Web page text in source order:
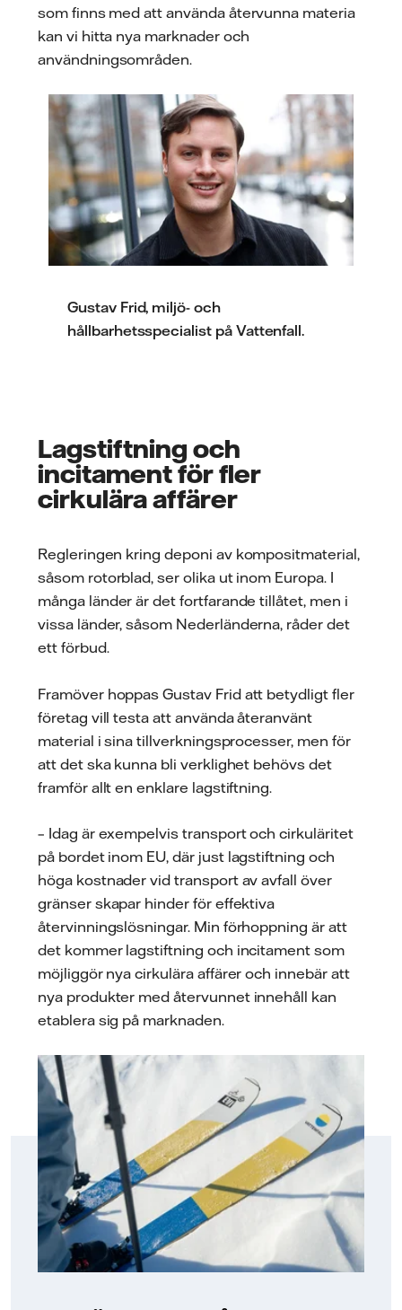
som finns med att använda återvunna materia
kan vi hitta nya marknader och
användningsområden.
Gustav Frid, miljö- och
hållbarhetsspecialist på Vattenfall.
Lagstiftning och
incitament för fler
cirkulära affärer
Regleringen kring deponi av kompositmaterial,
såsom rotorblad, ser olika ut inom Europa. I
många länder är det fortfarande tillåtet, men i
vissa länder, såsom Nederländerna, råder det
ett förbud.
Framöver hoppas Gustav Frid att betydligt fler
företag vill testa att använda återanvänt
material i sina tillverkningsprocesser, men för
att det ska kunna bli verklighet behövs det
framför allt en enklare lagstiftning.
– Idag är exempelvis transport och cirkuläritet
på bordet inom EU, där just lagstiftning och
höga kostnader vid transport av avfall över
gränser skapar hinder för effektiva
återvinningslösningar. Min förhoppning är att
det kommer lagstiftning och incitament som
möjliggör nya cirkulära affärer och innebär att
nya produkter med återvunnet innehåll kan
etablera sig på marknaden.